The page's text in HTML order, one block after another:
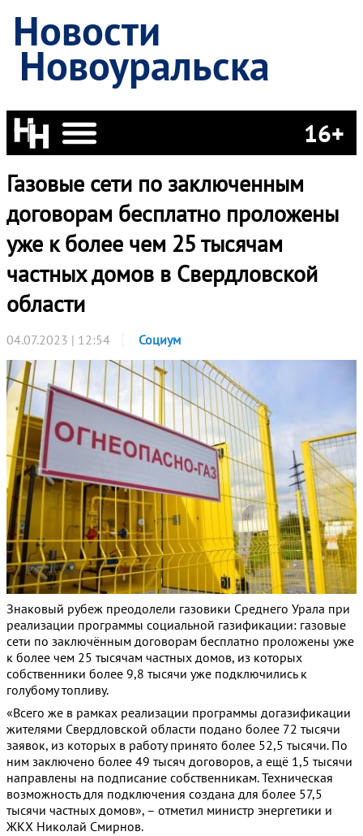
Новости
Новоуральска
16+
Газовые сети по заключенным
договорам бесплатно проложены
уже к более чем 25 тысячам
частных домов в Свердловской
области
04.07.2023 | 12:54 Социум
Знаковый рубеж преодолели газовики Среднего Урала при
реализации программы социальной газификации: газовые
сети по заключённым договорам бесплатно проложены уже
к более чем 25 тысячам частных домов, из которых
собственники более 9,8 тысячи уже подключились к
голубому топливу.
«Всего же в рамках реализации программы догазификации
жителями Свердловской области подано более 72 тысячи
заявок, из которых в работу принято более 52,5 тысячи. По
ним заключено более 49 тысяч договоров, а ещё 1,5 тысячи
направлены на подписание собственникам. Техническая
возможность для подключения создана для более 57,5
тысячи частных домов», – отметил министр энергетики и
ЖКХ Николай Смирнов.